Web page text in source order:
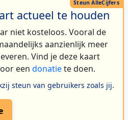
actueel te houden
niet kosteloos. Vooral de
aanzienlijk meer
Vind je deze kaart
een donatiete doen.
steun van gebruikers zoals jij.